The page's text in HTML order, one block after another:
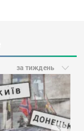
за тиждень